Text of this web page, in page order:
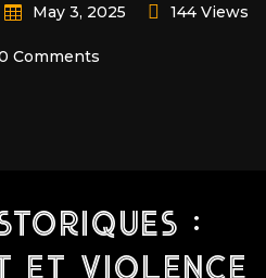
May 3, 2025 144 Views
Comments
: